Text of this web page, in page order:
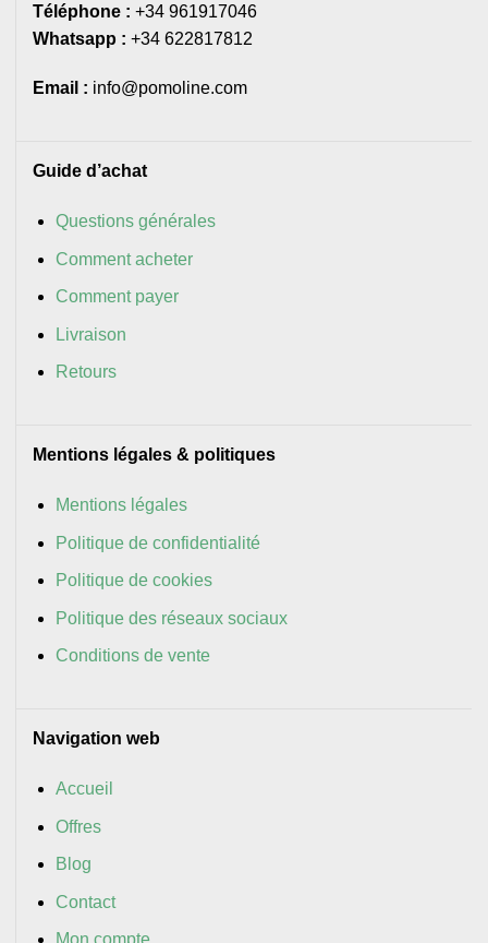
Téléphone : +34 961917046
Whatsapp : +34 622817812
Email : info@pomoline.com
Guide d’achat
Questions générales
Comment acheter
Comment payer
Livraison
Retours
Mentions légales & politiques
Mentions légales
Politique de confidentialité
Politique de cookies
Politique des réseaux sociaux
Conditions de vente
Navigation web
Accueil
Offres
Blog
Contact